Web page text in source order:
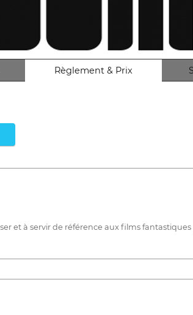
Règlement & Prix
et à servir de référence aux films